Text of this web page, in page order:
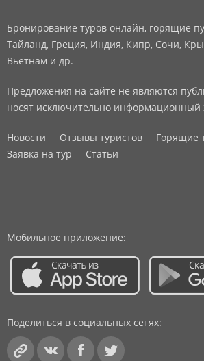
Бронирование туров онлайн, горящие
Тайланд, Греция, Индия, Кипр, Сочи,
Вьетнам и др.
Предложения на сайте не являются
носят исключительно информационный
Новости Отзывы туристов
Горящие
Заявка на тур
Статьи
Мобильное приложение:
Поделиться в социальных сетях: